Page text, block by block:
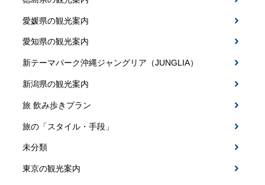
愛媛県の観光案内
愛知県の観光案内
新テーマパーク沖縄ジャングリア（JUNGLIA）
新潟県の観光案内
旅 飲み歩きプラン
旅の「スタイル・手段」
未分類
東京の観光案内